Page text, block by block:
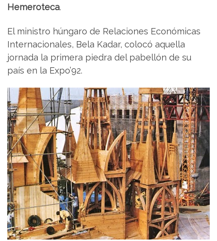
Hemeroteca.
El ministro húngaro de Relaciones Económicas
Internacionales, Bela Kadar, colocó aquella
jornada la primera piedra del pabellón de su
país en la Expo’92.